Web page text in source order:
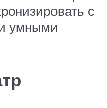
с
умными